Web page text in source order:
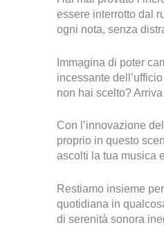
essere interrotto dal
ogni nota, senza
Immagina di poter
incessante
non hai scelto?
Con l’innovazione
proprio in questo
ascolti la tua musica
Restiamo insieme
quotidiana in
di serenità sonora